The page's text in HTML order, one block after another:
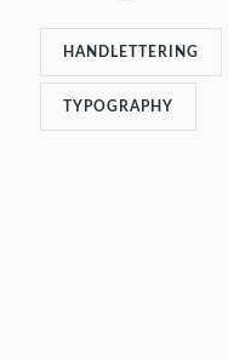
HANDLETTERING
TYPOGRAPHY